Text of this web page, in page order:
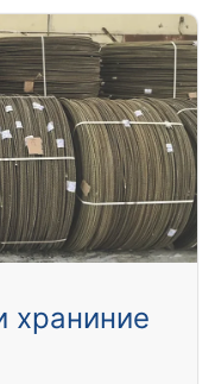
храниние